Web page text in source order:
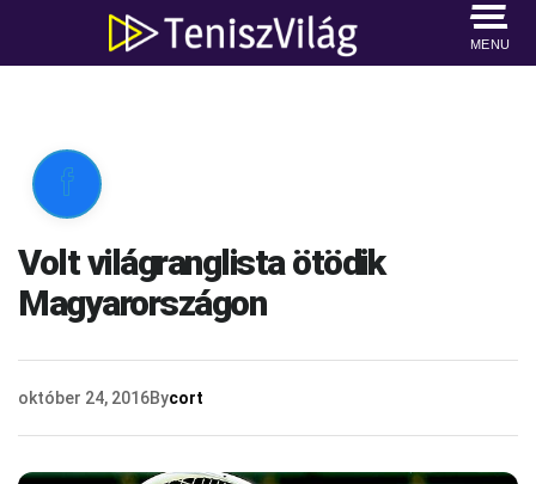
MENU

Volt világranglista ötödik
Magyarországon
október 24, 2016Bycort